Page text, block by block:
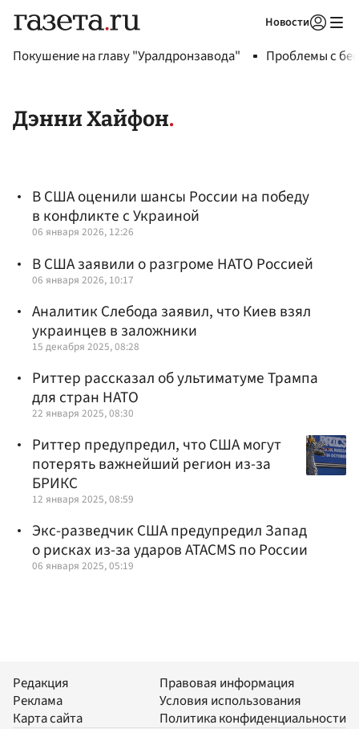
Новости
Покушение на главу "Уралдронзавода" Проблемы с
Дэнни Хайфон
В США оценили шансы России на победу
в конфликте с Украиной
06 января 2026, 12:26
В США заявили о разгроме НАТО Россией
06 января 2026, 10:17
Аналитик Слебода заявил, что Киев взял
украинцев в заложники
15 декабря 2025, 08:28
Риттер рассказал об ультиматуме Трампа
для стран НАТО
22 января 2025, 08:30
Риттер предупредил, что США могут
потерять важнейший регион из-за
БРИКС
12 января 2025, 08:59
Экс-разведчик США предупредил Запад
о рисках из-за ударов ATACMS по России
06 января 2025, 05:19
Редакция
Реклама
Карта сайта
Правовая информация
Условия использования
Политика конфиденциальности